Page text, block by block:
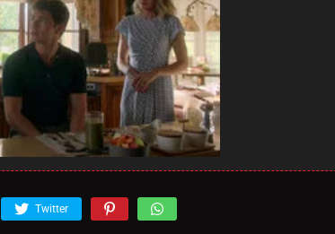
Twitter